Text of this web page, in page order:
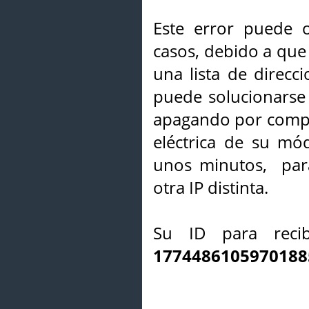
Este error puede
casos, debido a
una lista de
puede
apagando por
eléctrica de su
unos minutos,
otra IP distinta.
Su ID para